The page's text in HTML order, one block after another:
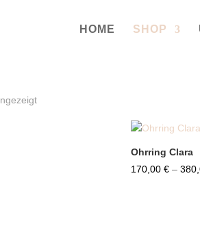
HOME SHOP
Ohrring Clara
170,00€ –